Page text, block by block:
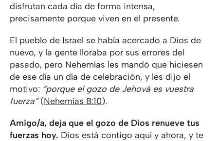
disfrutan cada día de forma intensa,
precisamente porque viven en el presente.
El pueblo de Israel se había acercado a Dios de
nuevo, y la gente lloraba por sus errores del
pasado, pero Nehemías les mandó que hiciesen
de ese día un día de celebración, y les dijo el
motivo: “porque el gozo de Jehová es vuestra
fuerza”(Nehemías 8:10).
Amigo/a, deja que el gozo de Dios renueve tus
fuerzas hoy. Dios está contigo aquí y ahora, y te